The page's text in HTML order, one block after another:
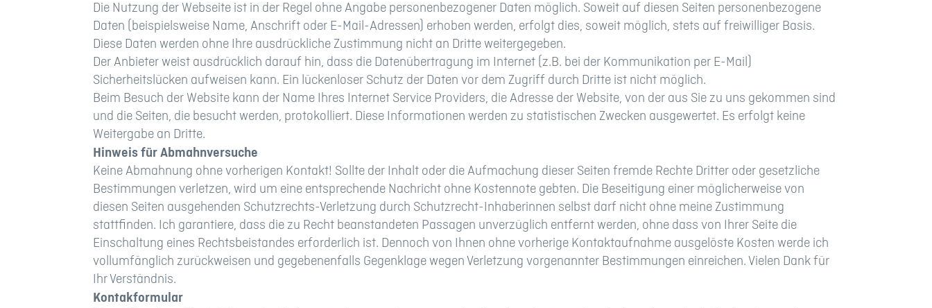
Die Nutzung der Webseite ist in der Regel ohne Angabe personenbezogener Daten möglich. Soweit auf diesen Seiten personenbezogene
Daten (beispielsweise Name, Anschrift oder E-Mail-Adressen) erhoben werden, erfolgt dies, soweit möglich, stets auf freiwilliger Basis.
Diese Daten werden ohne Ihre ausdrückliche Zustimmung nicht an Dritte weitergegeben.
Der Anbieter weist ausdrücklich darauf hin, dass die Datenübertragung im Internet (z.B. bei der Kommunikation per E-Mail)
Sicherheitslücken aufweisen kann. Ein lückenloser Schutz der Daten vor dem Zugriff durch Dritte ist nicht möglich.
Beim Besuch der Website kann der Name Ihres Internet Service Providers, die Adresse der Website, von der aus Sie zu uns gekommen sind
und die Seiten, die besucht werden, protokolliert. Diese Informationen werden zu statistischen Zwecken ausgewertet. Es erfolgt keine
Weitergabe an Dritte.
Hinweis für Abmahnversuche
Keine Abmahnung ohne vorherigen Kontakt! Sollte der Inhalt oder die Aufmachung dieser Seiten fremde Rechte Dritter oder gesetzliche
Bestimmungen verletzen, wird um eine entsprechende Nachricht ohne Kostennote gebten. Die Beseitigung einer möglicherweise von
diesen Seiten ausgehenden Schutzrechts-Verletzung durch Schutzrecht-Inhaberinnen selbst darf nicht ohne meine Zustimmung
stattfinden. Ich garantiere, dass die zu Recht beanstandeten Passagen unverzüglich entfernt werden, ohne dass von Ihrer Seite die
Einschaltung eines Rechtsbeistandes erforderlich ist. Dennoch von Ihnen ohne vorherige Kontaktaufnahme ausgelöste Kosten werde ich
vollumfänglich zurückweisen und gegebenenfalls Gegenklage wegen Verletzung vorgenannter Bestimmungen einreichen. Vielen Dank für
Ihr Verständnis.
Kontakformular